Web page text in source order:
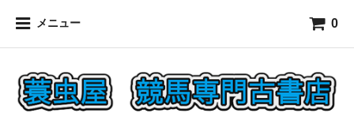
メニュー 0